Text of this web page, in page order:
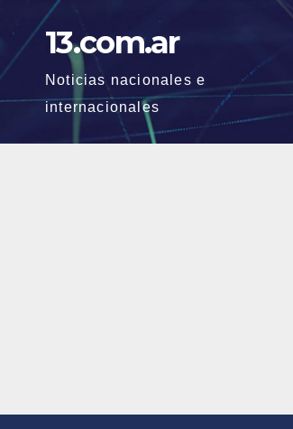
content
13.com.ar
Noticias nacionales e
internacionales